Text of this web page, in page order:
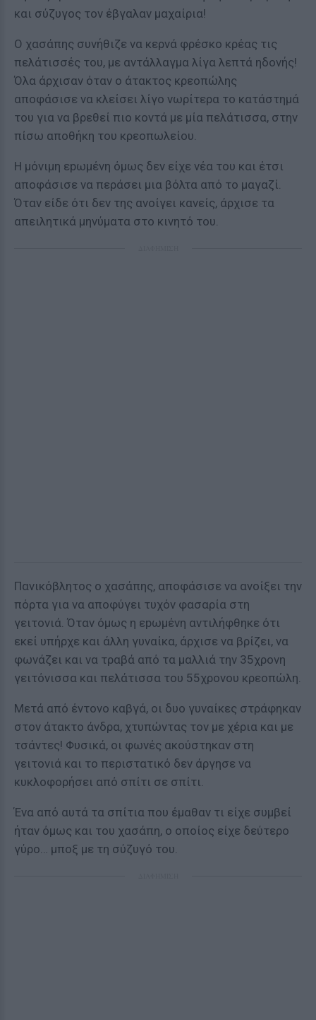
και σύζυγος τον έβγαλαν μαχαίρια!
Ο χασάπης συνήθιζε να κερνά φρέσκο κρέας τις
πελάτισσές του, με αντάλλαγμα λίγα λεπτά ηδονής!
Όλα άρχισαν όταν ο άτακτος κρεοπώλης
αποφάσισε να κλείσει λίγο νωρίτερα το κατάστημά
του για να βρεθεί πιο κοντά με μία πελάτισσα, στην
πίσω αποθήκη του κρεοπωλείου.
Η μόνιμη εpωμένη όμως δεν είχε νέα του και έτσι
αποφάσισε να περάσει μια βόλτα από το μαγαζί.
Όταν είδε ότι δεν της ανοίγει κανείς, άρχισε τα
απειλητικά μηνύματα στο κινητό του.
Πανικόβλητος ο χασάπης, αποφάσισε να ανοίξει την
πόρτα για να αποφύγει τυχόν φασαρία στη
γειτονιά. Όταν όμως η εpωμένη αντιλήφθηκε ότι
εκεί υπήρχε και άλλη γυναίκα, άρχισε να βρίζει, να
φωνάζει και να τραβά από τα μαλλιά την 35χρονη
γειτόνισσα και πελάτισσα του 55χρονου κρεοπώλη.
Μετά από έντονο καβγά, οι δυο γυναίκες στράφηκαν
στον άτακτο άνδρα, χτυπώντας τον με χέρια και με
τσάντες! Φυσικά, οι φωνές ακούστηκαν στη
γειτονιά και το περιστατικό δεν άργησε να
κυκλοφορήσει από σπίτι σε σπίτι.
Ένα από αυτά τα σπίτια που έμαθαν τι είχε συμβεί
ήταν όμως και του χασάπη, ο οποίος είχε δεύτερο
γύρο… μποξ με τη σύζυγό του.